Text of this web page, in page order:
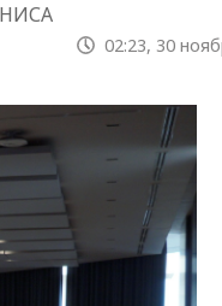
02:23, 30